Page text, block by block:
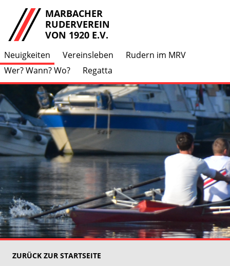
MARBACHER
RUDERVEREIN
VON 1920 E.V.
Neuigkeiten Vereinsleben
Rudern im MRV
Wer? Wann? Wo?
Regatta
ZURÜCK ZUR STARTSEITE